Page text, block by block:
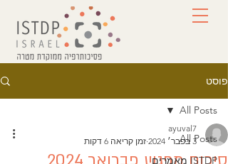
פוסט
All Posts
ISTDP מאמרים
All Posts
ayuval7
3 בפבר׳ 2024
זמן קריאה 6 דקות